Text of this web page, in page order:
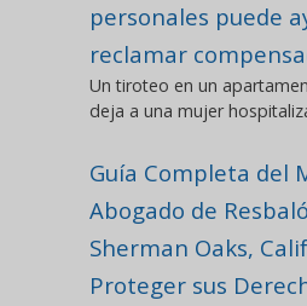
personales puede
reclamar
Un tiroteo en un
deja a una mujer
Guía Completa del
Abogado de
Sherman Oaks,
Proteger sus